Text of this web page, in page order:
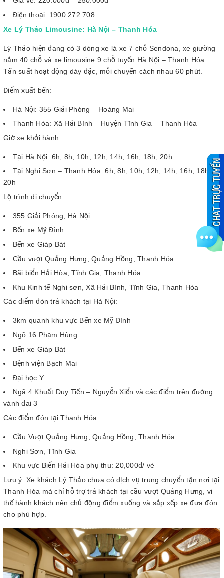
Điện thoại: 1900 272 708
Xe Lý Thảo Limousine: Hà Nội – Thanh Hóa
Lý Thảo hiện đang có 3 dòng xe là xe 7 chỗ Sendona, xe giường
nằm 40 chỗ và xe limousine 9 chỗ tuyến Hà Nội – Thanh Hóa.
Tấn suất hoạt động dày đặc, mỗi chuyến cách nhau 60 phút.
Điểm xuất bến:
Hà Nội: 355 Giải Phóng – Hoàng Mai
Thanh Hóa: Xã Hải Bình – Huyện Tĩnh Gia – Thanh Hóa
Giờ xe khởi hành:
Tại Hà Nội: 6h, 8h, 10h, 12h, 14h, 16h, 18h, 20h
Tại Nghi Sơn – Thanh Hóa: 6h, 8h, 10h, 12h, 14h, 16h, 18h,
20h
Lộ trình di chuyển:
355 Giải Phóng, Hà Nội
Bến xe Mỹ Đình
Bến xe Giáp Bát
Cầu vượt Quảng Hưng, Quảng Hồng, Thanh Hóa
Bãi biển Hải Hòa, Tĩnh Gia, Thanh Hóa
Khu Kinh tế Nghi sơn, Xã Hải Bình, Tĩnh Gia, Thanh Hóa
Các điểm đón trả khách tại Hà Nội:
3km quanh khu vực Bến xe Mỹ Đình
Ngõ 16 Phạm Hùng
Bến xe Giáp Bát
Bệnh viện Bạch Mai
Đại học Y
Ngã 4 Khuất Duy Tiến – Nguyễn Xiển và các điểm trên đường
vành đai 3
Các điểm đón tại Thanh Hóa:
Cầu Vượt Quảng Hưng, Quảng Hồng, Thanh Hóa
Nghi Sơn, Tĩnh Gia
Khu vực Biển Hải Hòa phụ thu: 20,000đ/ vé
Lưu ý: Xe khách Lý Thảo chưa có dịch vụ trung chuyển tận nơi tại
Thanh Hóa mà chỉ hỗ trợ trả khách tại cầu vượt Quảng Hưng, vi
thế hành khách nên chủ động điểm xuống và sắp xếp xe đưa đón
cho phù hợp.